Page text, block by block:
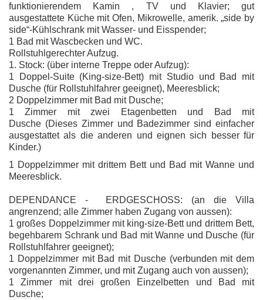
funktionierendem Kamin , TV und Klavier; gut
ausgestattete Küche mit Ofen, Mikrowelle, amerik. „side by
side“-Kühlschrank mit Wasser- und Eisspender;
1 Bad mit Wascbecken und WC.
Rollstuhlgerechter Aufzug.
1. Stock: (über interne Treppe oder Aufzug):
1 Doppel-Suite (King-size-Bett) mit Studio und Bad mit
Dusche (für Rollstuhlfahrer geeignet), Meeresblick;
2 Doppelzimmer mit Bad mit Dusche;
1 Zimmer mit zwei Etagenbetten und Bad mit
Dusche (Dieses Zimmer und Badezimmer sind einfacher
ausgestattet als die anderen und eignen sich besser für
Kinder.)
1 Doppelzimmer mit drittem Bett und Bad mit Wanne und
Meeresblick.
DEPENDANCE - ERDGESCHOSS: (an die Villa
angrenzend; alle Zimmer haben Zugang von aussen):
1 großes Doppelzimmer mit king-size-Bett und drittem Bett,
begehbarem Schrank und Bad mit Wanne und Dusche (für
Rollstuhlfahrer geeignet);
1 Doppelzimmer mit Bad mit Dusche (verbunden mit dem
vorgenannten Zimmer, und mit Zugang auch von aussen);
1 Zimmer mit drei großen Einzelbetten und Bad mit
Dusche;